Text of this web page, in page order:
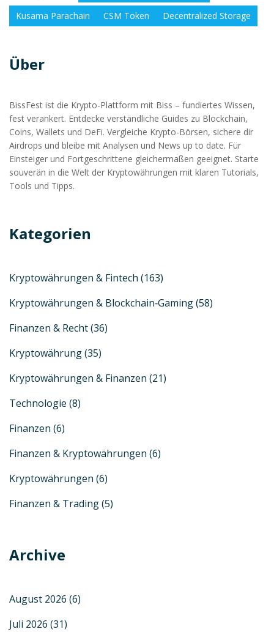
Kusama Parachain CSM Token Decentralized Storage
Über
BissFest ist die Krypto-Plattform mit Biss – fundiertes Wissen,
fest verankert. Entdecke verständliche Guides zu Blockchain,
Coins, Wallets und DeFi. Vergleiche Krypto-Börsen, sichere dir
Airdrops und bleibe mit Analysen und News up to date. Für
Einsteiger und Fortgeschrittene gleichermaßen geeignet. Starte
souverän in die Welt der Kryptowährungen mit klaren Tutorials,
Tools und Tipps.
Kategorien
Kryptowährungen & Fintech (163)
Kryptowährungen & Blockchain‑Gaming(58)
Finanzen & Recht(36)
Kryptowährung(35)
Kryptowährungen & Finanzen (21)
Technologie (8)
Finanzen (6)
Finanzen & Kryptowährungen (6)
Kryptowährungen (6)
Finanzen & Trading(5)
Archive
August 2026 (6)
Juli 2026 (31)